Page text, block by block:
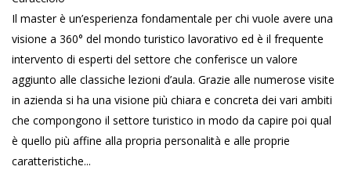
Il master è un’esperienza fondamentale per chi vuole avere una
visione a 360° del mondo turistico lavorativo ed è il frequente
intervento di esperti del settore che conferisce un valore
aggiunto alle classiche lezioni d’aula. Grazie alle numerose visite
in azienda si ha una visione più chiara e concreta dei vari ambiti
che compongono il settore turistico in modo da capire poi qual
è quello più affine alla propria personalità e alle proprie
caratteristiche...